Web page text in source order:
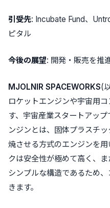
引受先: Incubate Fund、
ピタル
今後の展望: 開発・販売を推
MJOLNIR SPACEWORKS(
ロケットエンジンや宇宙用
す、宇宙産業スタートアップ
ンジン とは、固体プラスチ
焼させる方式のエンジンを
クは安全性が極めて高く、
シンプルな構造であるため、
きます。